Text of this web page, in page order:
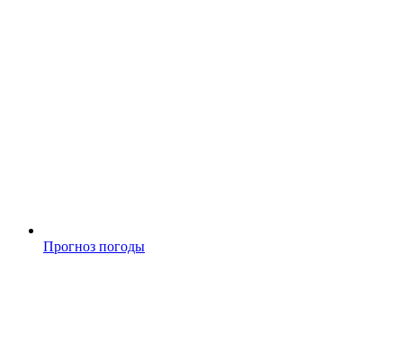
Прогноз погоды